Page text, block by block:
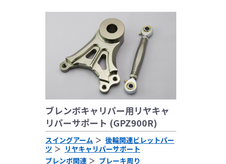
ブレンボキャリパー用リヤキャ
リパーサポート (GPZ900R)
スイングアーム
後輪関連ビレットパー
ツ
リヤキャリパーサポート
ブレンボ関連
ブレーキ周り